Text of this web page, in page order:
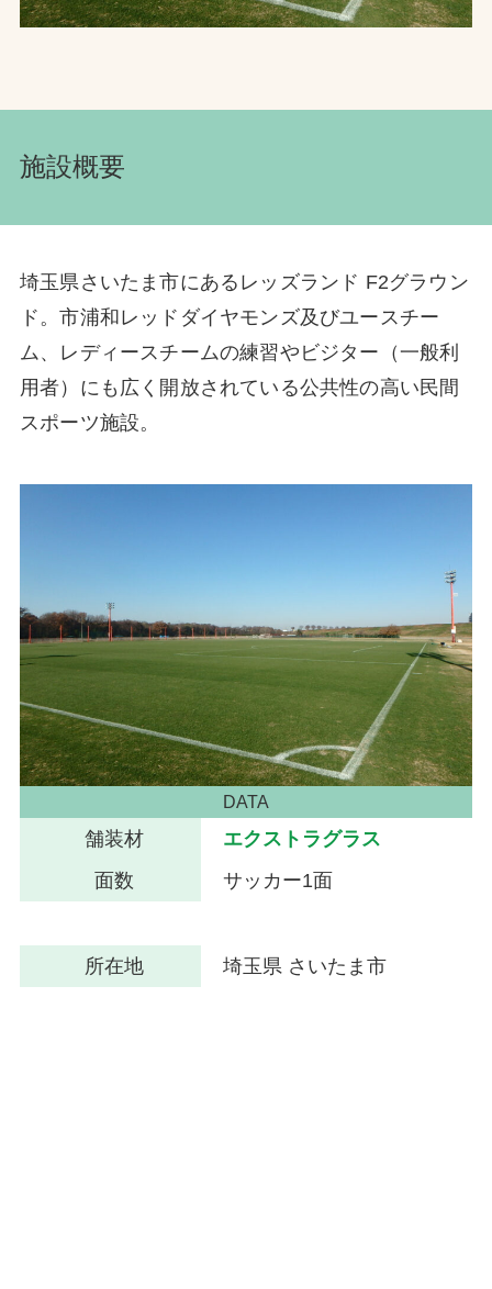
文字の見えづらさや操作にお困りの方へ
施設概要
埼玉県さいたま市にあるレッズランド F2グラウン
ド。市浦和レッドダイヤモンズ及びユースチー
ム、レディースチームの練習やビジター（一般利
用者）にも広く開放されている公共性の高い民間
スポーツ施設。
DATA
舗装材
エクストラグラス
面数
サッカー1面
所在地 埼玉県 さいたま市